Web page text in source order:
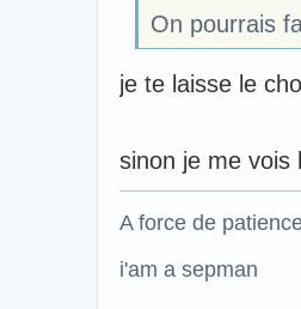
On pourrais
je te laisse le
sinon je me vois
A force de
i'am a sepman